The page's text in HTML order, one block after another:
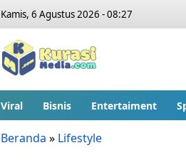
Kamis, 6 Agustus 2026 - 08:27
Viral Bisnis Entertaiment
Beranda » Lifestyle